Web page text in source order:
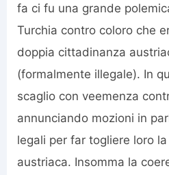
fa ci fu una grande
Turchia contro coloro che
doppia cittadinanza
(formalmente illegale). In
scaglio con veemenza
annunciando mozioni in
legali per far togliere loro
austriaca. Insomma la